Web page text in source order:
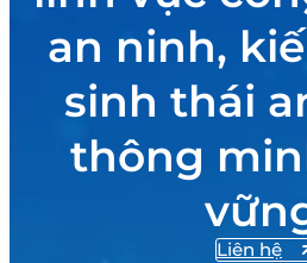
an ninh,
sinh thái
thông
Liên hệ